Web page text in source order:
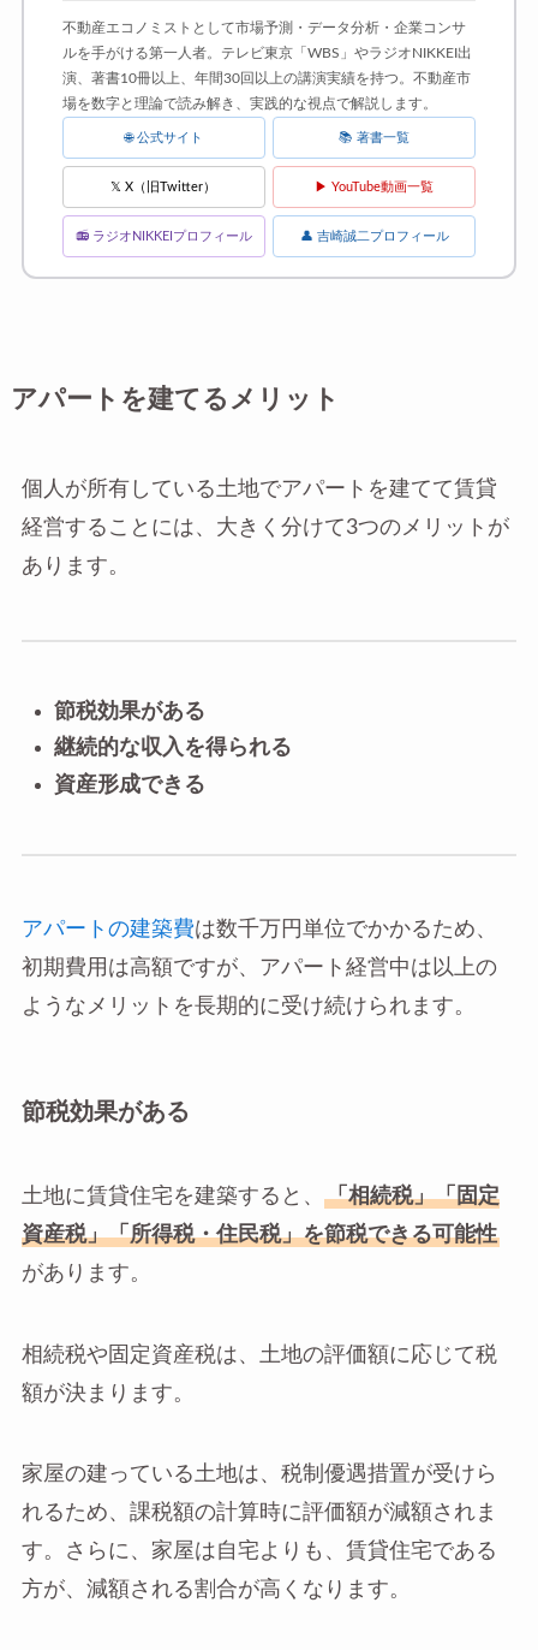
不動産エコノミストとして市場予測・データ分析・企業コンサ
ルを手がける第一人者。テレビ東京「WBS」やラジオNIKKEI出
演、著書10冊以上、年間30回以上の講演実績を持つ。不動産市
場を数字と理論で読み解き、実践的な視点で解説します。
🌐 公式サイト 📚 著書一覧
𝕏 X（旧Twitter） ▶ YouTube動画一覧
📻 ラジオNIKKEIプロフィール 👤 吉崎誠二プロフィール
アパートを建てるメリット
個人が所有している土地でアパートを建てて賃貸
経営することには、大きく分けて3つのメリットが
あります。
節税効果がある
継続的な収入を得られる
資産形成できる
アパートの建築費は数千万円単位でかかるため、
初期費用は高額ですが、アパート経営中は以上の
ようなメリットを長期的に受け続けられます。
節税効果がある
土地に賃貸住宅を建築すると、
「相続税」「固定
資産税」「所得税・住民税」を節税できる可能性
があります。
相続税や固定資産税は、土地の評価額に応じて税
額が決まります。
家屋の建っている土地は、税制優遇措置が受けら
れるため、課税額の計算時に評価額が減額されま
す。さらに、家屋は自宅よりも、賃貸住宅である
方が、減額される割合が高くなります。